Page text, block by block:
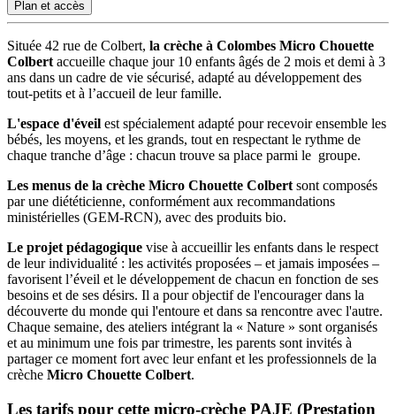
Plan et accès
Située 42 rue de Colbert, la crèche à Colombes Micro Chouette
Colbert accueille chaque jour 10 enfants âgés de 2 mois et demi à 3
ans dans un cadre de vie sécurisé, adapté au développement des
tout-petits et à l’accueil de leur famille.
L'espace d'éveil est spécialement adapté pour recevoir ensemble les
bébés, les moyens, et les grands, tout en respectant le rythme de
chaque tranche d’âge : chacun trouve sa place parmi le groupe.
Les menus de la crèche Micro Chouette Colbert sont composés
par une diététicienne, conformément aux recommandations
ministérielles (GEM-RCN), avec des produits bio.
Le projet pédagogique vise à accueillir les enfants dans le respect
de leur individualité : les activités proposées – et jamais imposées –
favorisent l’éveil et le développement de chacun en fonction de ses
besoins et de ses désirs. Il a pour objectif de l'encourager dans la
découverte du monde qui l'entoure et dans sa rencontre avec l'autre.
Chaque semaine, des ateliers intégrant la « Nature » sont organisés
et au minimum une fois par trimestre, les parents sont invités à
partager ce moment fort avec leur enfant et les professionnels de la
crèche Micro Chouette Colbert.
Les tarifs pour cette micro-crèche PAJE (Prestation